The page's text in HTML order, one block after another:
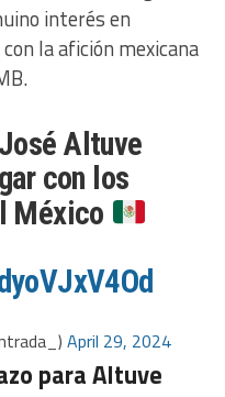
interés en
la afición mexicana
José Altuve
con los
México
April 29, 2024
para Altuve